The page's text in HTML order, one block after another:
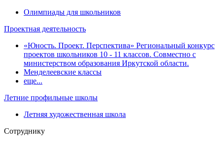
Олимпиады для школьников
Проектная деятельность
«Юность. Проект. Перспектива» Региональный конкурс
проектов школьников 10 - 11 классов. Совместно с
министерством образования Иркутской области.
Менделеевские классы
еще...
Летние профильные школы
Летняя художественная школа
Сотруднику